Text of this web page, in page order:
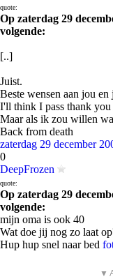
quote:
Op zaterdag 29
volgende:
[..]
Juist.
Beste wensen aan jou en
I'll think I pass thank you
Maar als ik zou willen
Back from death
zaterdag 29 december
0
DeepFrozen
quote:
Op zaterdag 29
volgende:
mijn oma is ook 40
Wat doe jij nog zo laat
Hup hup snel naar bed
▼